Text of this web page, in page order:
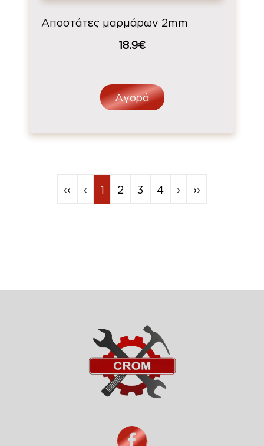
Αποστάτες μαρμάρων 2mm
18.9€
Αγορά
‹‹ ‹ 1 2 3 4 › ››